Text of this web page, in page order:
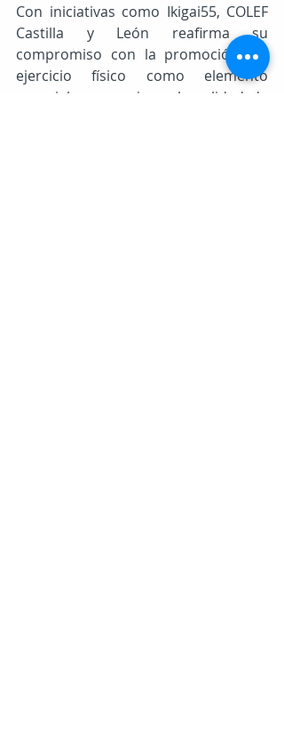
Con iniciativas como Ikigai55, COLEF
Castilla y León reafirma su
compromiso con la promoción del
ejercicio físico como elemento
esencial para mejorar la calidad de